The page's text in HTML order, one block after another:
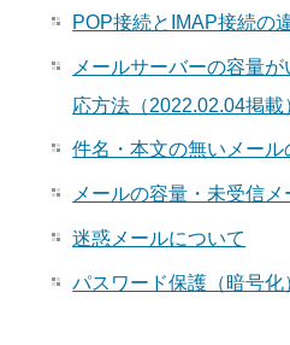
POP接続とIMAP接続の
メールサーバーの容量
応方法（2022.02.04掲載
件名・本文の無いメール
メールの容量・未受信
迷惑メールについて
パスワード保護（暗号